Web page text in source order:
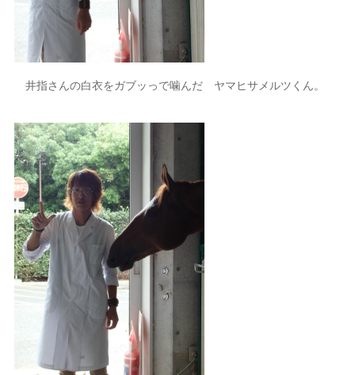
井指さんの白衣をガブッっで噛んだ ヤマヒサメルツくん。